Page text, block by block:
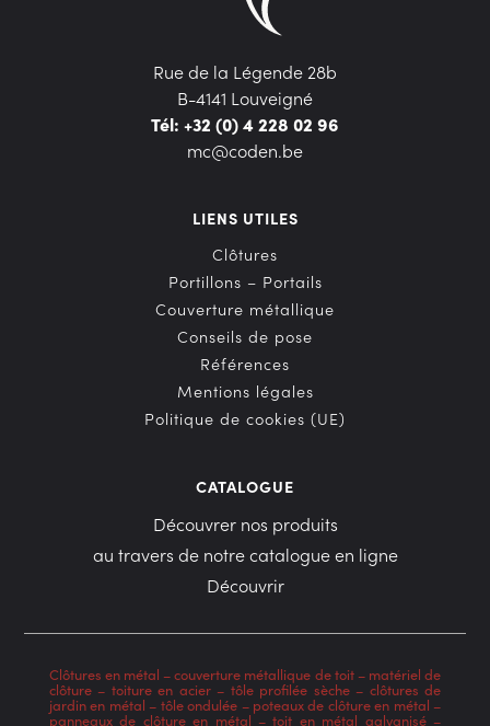
Rue de la Légende 28b
B-4141 Louveigné
Tél: +32 (0) 4 228 02 96
mc@coden.be
LIENS UTILES
Clôtures
Portillons – Portails
Couverture métallique
Conseils de pose
Références
Mentions légales
Politique de cookies (UE)
CATALOGUE
Découvrer nos produits
au travers de notre catalogue en ligne
Découvrir
Clôtures en métal–couverture métallique de toit– matériel de
clôture– toiture en acier– tôle profilée sèche– clôtures de
jardin en métal – tôle ondulée – poteaux de clôture en métal –
panneaux de clôture en métal–toit en métal galvanisé–